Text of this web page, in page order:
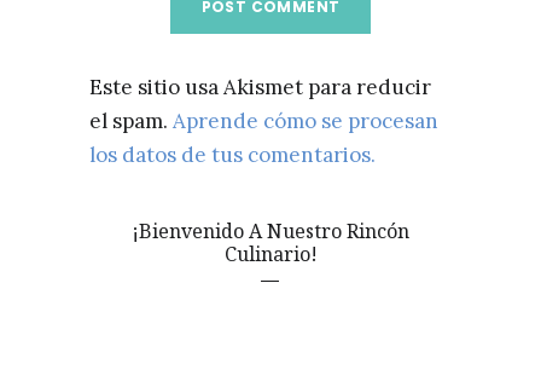
Este sitio usa Akismet para reducir
el spam. Aprende cómo se procesan
los datos de tus comentarios.
¡Bienvenido A Nuestro Rincón
Culinario!